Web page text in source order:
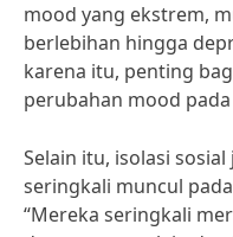
mood yang ekstrem,
berlebihan hingga
karena itu, penting
perubahan mood
Selain itu, isolasi
seringkali muncul
“Mereka seringkali